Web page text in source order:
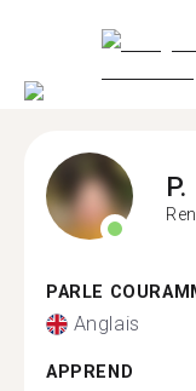
P.
PARLE
Anglais
APPREND